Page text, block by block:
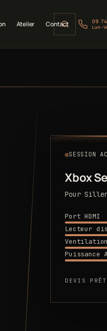
Atelier Contact 09
SESSION
Xbox
Pour
Port HDMI
Lecteur
Ventilation
Puissance
DEVIS PRÊT